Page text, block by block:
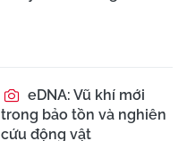
eDNA: Vũ khí mới
trong bảo tồn và nghiên
cứu động vật